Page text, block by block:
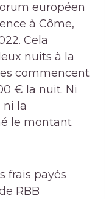
européen
à Côme,
Cela
nuits à la
commencent
€ la nuit. Ni
ni la
le montant
frais payés
RBB